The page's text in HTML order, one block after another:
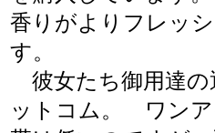
香りがよりフレッ
す。
彼女たち御用達の
ットコム。 ワンア